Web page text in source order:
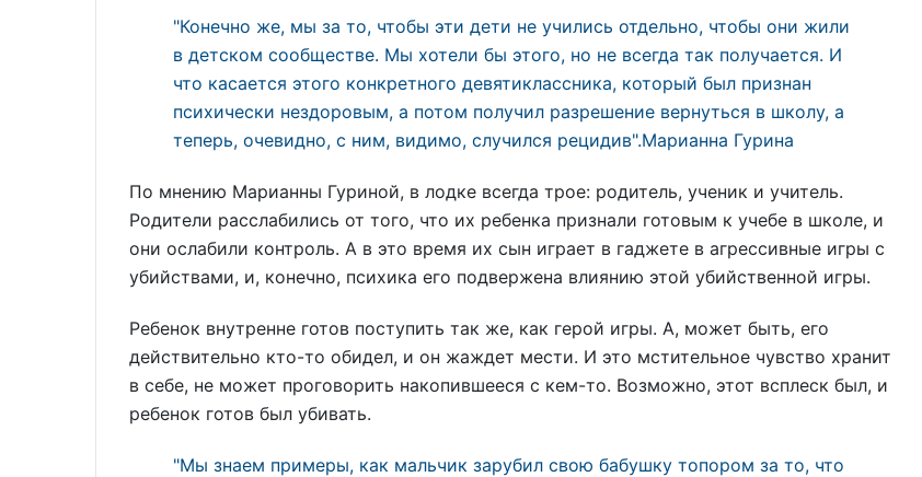
"Конечно же, мы за то, чтобы эти дети не учились отдельно, чтобы они жили
в детском сообществе. Мы хотели бы этого, но не всегда так получается. И
что касается этого конкретного девятиклассника, который был признан
психически нездоровым, а потом получил разрешение вернуться в школу, а
теперь, очевидно, с ним, видимо, случился рецидив".Марианна Гурина
По мнению Марианны Гуриной, в лодке всегда трое: родитель, ученик и учитель.
Родители расслабились от того, что их ребенка признали готовым к учебе в школе, и
они ослабили контроль. А в это время их сын играет в гаджете в агрессивные игры с
убийствами, и, конечно, психика его подвержена влиянию этой убийственной игры.
Ребенок внутренне готов поступить так же, как герой игры. А, может быть, его
действительно кто-то обидел, и он жаждет мести. И это мстительное чувство хранит
в себе, не может проговорить накопившееся с кем-то. Возможно, этот всплеск был, и
ребенок готов был убивать.
"Мы знаем примеры, как мальчик зарубил свою бабушку топором за то, что